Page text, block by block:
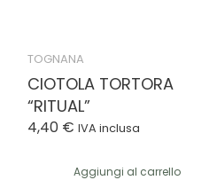
TOGNANA
CIOTOLA TORTORA
“RITUAL”
4,40 € IVA inclusa
Aggiungi al carrello